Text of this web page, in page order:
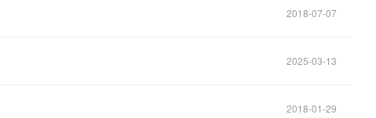
2018-07-07
2025-03-13
2018-01-29